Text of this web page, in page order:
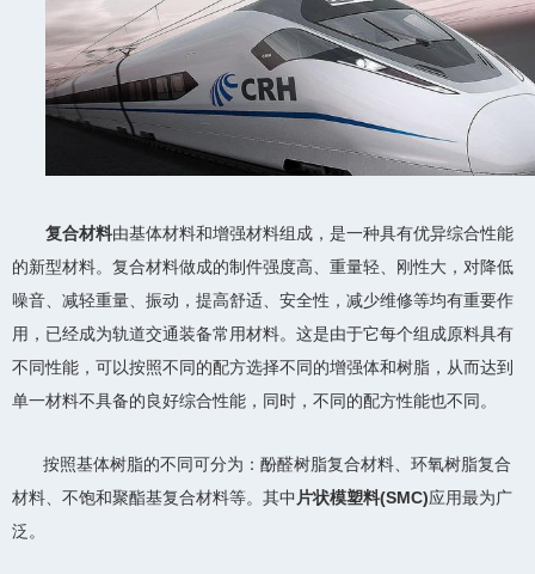
复合材料由基体材料和增强材料组成，是一种具有优异综合性能
的新型材料。复合材料做成的制件强度高、重量轻、刚性大，对降低
噪音、减轻重量、振动，提高舒适、安全性，减少维修等均有重要作
用，已经成为轨道交通装备常用材料。这是由于它每个组成原料具有
不同性能，可以按照不同的配方选择不同的增强体和树脂，从而达到
单一材料不具备的良好综合性能，同时，不同的配方性能也不同。
按照基体树脂的不同可分为：酚醛树脂复合材料、环氧树脂复合
材料、不饱和聚酯基复合材料等。其中 片状模塑料(SMC)应用最为广
泛。